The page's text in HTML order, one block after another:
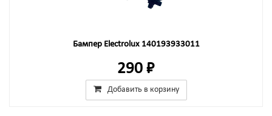
Бампер Electrolux 140193933011
290 ₽
Добавить в корзину